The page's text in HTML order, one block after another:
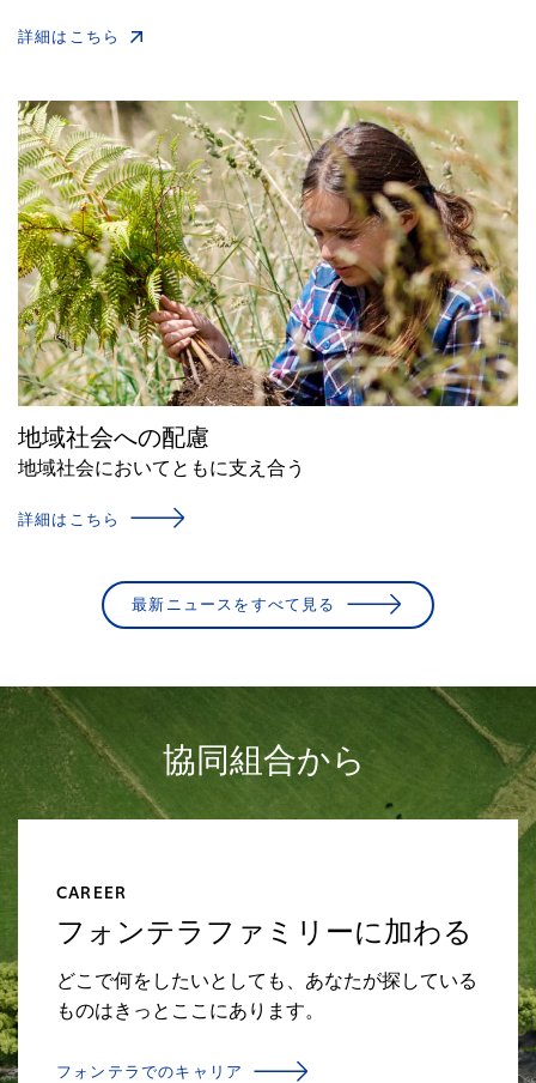
詳細はこちら
地域社会への配慮
地域社会においてともに支え合う
詳細はこちら
最新ニュースをすべて見る
協同組合から
CAREER
フォンテラファミリーに加わる
どこで何をしたいとしても、あなたが探している
ものはきっとここにあります。
フォンテラでのキャリア